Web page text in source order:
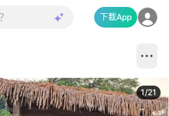
下載App
1/21